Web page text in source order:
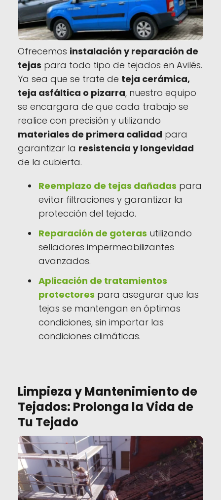
Ofrecemos instalación y reparación de
tejas para todo tipo de tejados en Avilés.
Ya sea que se trate de teja cerámica,
teja asfáltica o pizarra, nuestro equipo
se encargara de que cada trabajo se
realice con precisión y utilizando
materiales de primera calidad para
garantizar la resistencia y longevidad
de la cubierta.
Reemplazo de tejas dañadas para
evitar filtraciones y garantizar la
protección del tejado.
Reparación de goteras utilizando
selladores impermeabilizantes
avanzados.
Aplicación de tratamientos
protectores para asegurar que las
tejas se mantengan en óptimas
condiciones, sin importar las
condiciones climáticas.
Limpieza y Mantenimiento de
Tejados: Prolonga la Vida de
Tu Tejado